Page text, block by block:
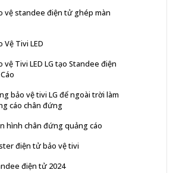
vệ standee điện tử ghép màn
Vệ Tivi LED
vệ Tivi LED LG tạo Standee điện
bảo vệ tivi LG để ngoài trời làm
cáo chân đứng
hình chân đứng quảng cáo
điện tử bảo vệ tivi
điện tử 2024